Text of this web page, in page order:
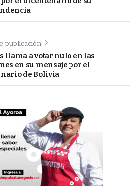
publicación
llama a votar nulo en las
en su mensaje por el
de Bolivia